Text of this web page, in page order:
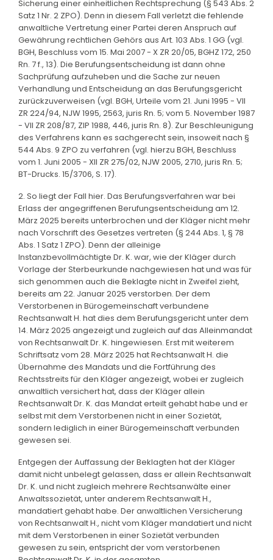
Sicherung einer einheitlichen Rechtsprechung (§ 543 Abs. 2
Satz 1 Nr. 2 ZPO). Denn in diesem Fall verletzt die fehlende
anwaltliche Vertretung einer Partei deren Anspruch auf
Gewährung rechtlichen Gehörs aus Art. 103 Abs. 1 GG (vgl.
BGH, Beschluss vom 15. Mai 2007 - X ZR 20/05, BGHZ 172, 250
Rn. 7 f., 13). Die Berufungsentscheidung ist dann ohne
Sachprüfung aufzuheben und die Sache zur neuen
Verhandlung und Entscheidung an das Berufungsgericht
zurückzuverweisen (vgl. BGH, Urteile vom 21. Juni 1995 - VII
ZR 224/94, NJW 1995, 2563, juris Rn. 5; vom 5. November 1987
- VII ZR 208/87, ZIP 1988, 446, juris Rn. 8). Zur Beschleunigung
des Verfahrens kann es sachgerecht sein, insoweit nach §
544 Abs. 9 ZPO zu verfahren (vgl. hierzu BGH, Beschluss
vom 1. Juni 2005 - XII ZR 275/02, NJW 2005, 2710, juris Rn. 5;
BT-Drucks. 15/3706, S. 17).
2. So liegt der Fall hier. Das Berufungsverfahren war bei
Erlass der angegriffenen Berufungsentscheidung am 12.
März 2025 bereits unterbrochen und der Kläger nicht mehr
nach Vorschrift des Gesetzes vertreten (§ 244 Abs. 1, § 78
Abs. 1 Satz 1 ZPO). Denn der alleinige
Instanzbevollmächtigte Dr. K. war, wie der Kläger durch
Vorlage der Sterbeurkunde nachgewiesen hat und was für
sich genommen auch die Beklagte nicht in Zweifel zieht,
bereits am 22. Januar 2025 verstorben. Der dem
Verstorbenen in Bürogemeinschaft verbundene
Rechtsanwalt H. hat dies dem Berufungsgericht unter dem
14. März 2025 angezeigt und zugleich auf das Alleinmandat
von Rechtsanwalt Dr. K. hingewiesen. Erst mit weiterem
Schriftsatz vom 28. März 2025 hat Rechtsanwalt H. die
Übernahme des Mandats und die Fortführung des
Rechtsstreits für den Kläger angezeigt, wobei er zugleich
anwaltlich versichert hat, dass der Kläger allein
Rechtsanwalt Dr. K. das Mandat erteilt gehabt habe und er
selbst mit dem Verstorbenen nicht in einer Sozietät,
sondern lediglich in einer Bürogemeinschaft verbunden
gewesen sei.
Entgegen der Auffassung der Beklagten hat der Kläger
damit nicht unbelegt gelassen, dass er allein Rechtsanwalt
Dr. K. und nicht zugleich mehrere Rechtsanwälte einer
Anwaltssozietät, unter anderem Rechtsanwalt H.,
mandatiert gehabt habe. Der anwaltlichen Versicherung
von Rechtsanwalt H., nicht vom Kläger mandatiert und nicht
mit dem Verstorbenen in einer Sozietät verbunden
gewesen zu sein, entspricht der vom verstorbenen